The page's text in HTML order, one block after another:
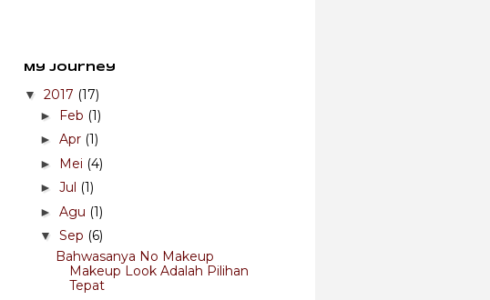
My Journey
▼ 2017 (17)
► Feb (1)
► Apr (1)
► Mei (4)
► Jul (1)
► Agu (1)
▼ Sep (6)
Bahwasanya No Makeup
Makeup Look Adalah Pilihan
Tepat